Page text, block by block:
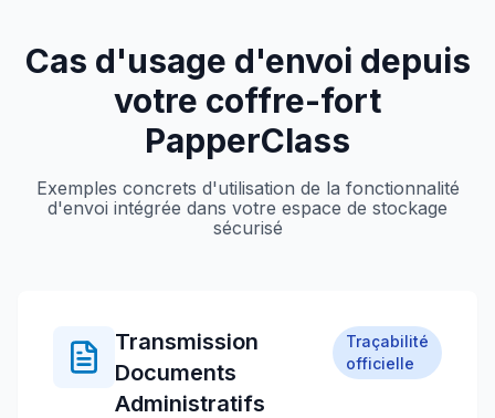
Cas d'usage d'envoi depuis
votre coffre-fort
PapperClass
Exemples concrets d'utilisation de la fonctionnalité
d'envoi intégrée dans votre espace de stockage
sécurisé
Transmission
Documents
Administratifs
Traçabilité
officielle